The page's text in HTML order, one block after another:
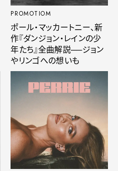
PROMOTIOM
ポール・マッカートニー、新
作『ダンジョン・レインの少
年たち』全曲解説──ジョン
やリンゴへの想いも